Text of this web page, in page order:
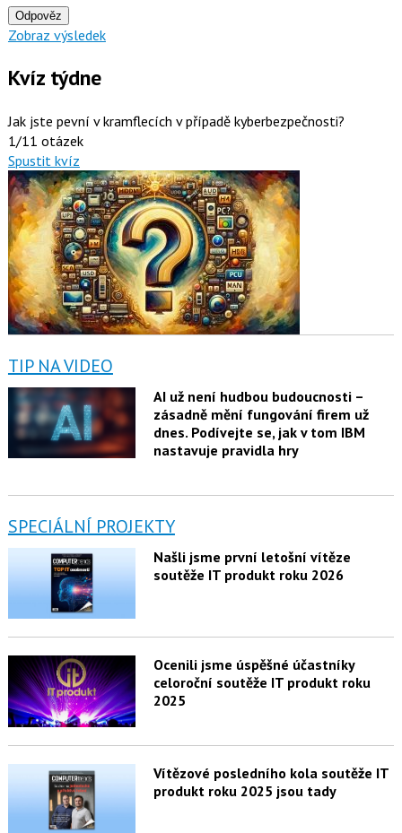
Odpověz
Zobraz výsledek
Kvíz týdne
Jak jste pevní v kramflecích v případě kyberbezpečnosti?
1/11 otázek
Spustit kvíz
TIP NA VIDEO
AI už není hudbou budoucnosti –
zásadně mění fungování firem už
dnes. Podívejte se, jak v tom IBM
nastavuje pravidla hry
SPECIÁLNÍ PROJEKTY
Našli jsme první letošní vítěze
soutěže IT produkt roku 2026
Ocenili jsme úspěšné účastníky
celoroční soutěže IT produkt roku
2025
Vítězové posledního kola soutěže IT
produkt roku 2025 jsou tady